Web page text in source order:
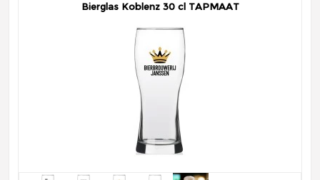
Bierglas Koblenz 30 cl TAPMAAT